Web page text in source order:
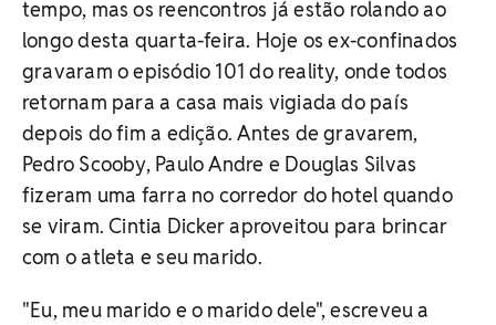
tempo, mas os reencontros já estão rolando ao
longo desta quarta-feira. Hoje os ex-confinados
gravaram o episódio 101 do reality, onde todos
retornam para a casa mais vigiada do país
depois do fim a edição. Antes de gravarem,
Pedro Scooby, Paulo Andre e Douglas Silvas
fizeram uma farra no corredor do hotel quando
se viram. Cintia Dicker aproveitou para brincar
com o atleta e seu marido.
"Eu, meu marido e o marido dele", escreveu a